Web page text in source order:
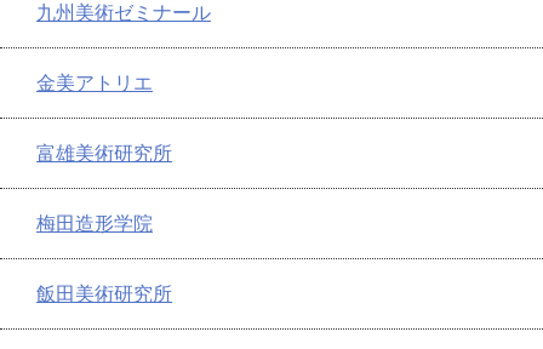
九州美術ゼミナール
金美アトリエ
富雄美術研究所
梅田造形学院
飯田美術研究所